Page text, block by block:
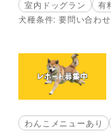
室内ドッグラン 有
犬種条件: 要問い合わせ
わんこメニューあり